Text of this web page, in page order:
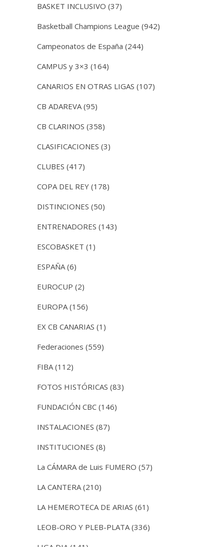
BASKET INCLUSIVO (37)
Basketball Champions League (942)
Campeonatos de España (244)
CAMPUS y 3×3 (164)
CANARIOS EN OTRAS LIGAS (107)
CB ADAREVA (95)
CB CLARINOS (358)
CLASIFICACIONES (3)
CLUBES (417)
COPA DEL REY (178)
DISTINCIONES (50)
ENTRENADORES (143)
ESCOBASKET (1)
ESPAÑA (6)
EUROCUP (2)
EUROPA (156)
EX CB CANARIAS (1)
Federaciones (559)
FIBA (112)
FOTOS HISTÓRICAS (83)
FUNDACIÓN CBC (146)
INSTALACIONES (87)
INSTITUCIONES (8)
La CÁMARA de Luis FUMERO (57)
LA CANTERA (210)
LA HEMEROTECA DE ARIAS (61)
LEOB-ORO Y PLEB-PLATA (336)